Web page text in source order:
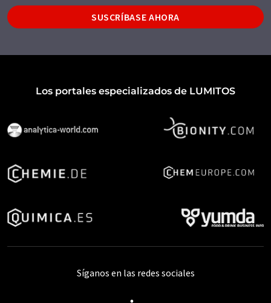
SUSCRÍBASE AHORA
Los portales especializados de LUMITOS
Síganos en las redes sociales